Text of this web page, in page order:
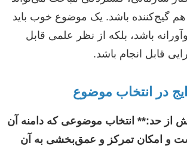
گیج‌کننده باشد. یک موضوع خوب باید
باشد، بلکه از نظر علمی قابل
قابل انجام باشد.
در انتخاب موضوع
از حد:** انتخاب موضوعی که دامنه آن
و امکان تمرکز و عمق‌بخشی به آن